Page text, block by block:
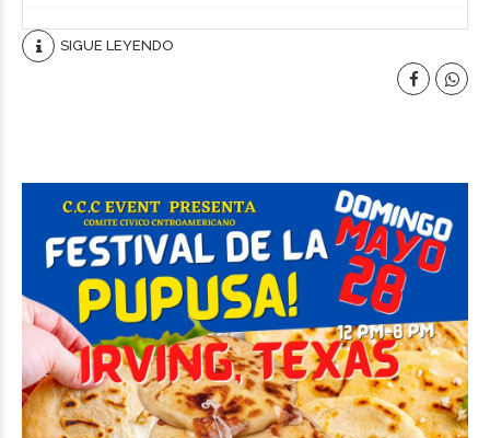
SIGUE LEYENDO